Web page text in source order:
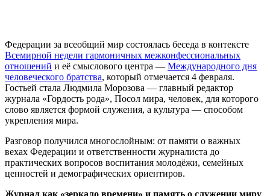
Федерации за всеобщий мир состоялась беседа в контексте
Всемирной недели гармоничных межконфессиональных
отношений и её смыслового центра — Международного дня
человеческого братства, который отмечается 4 февраля.
Гостьей стала Людмила Морозова — главный редактор
журнала «Гордость рода», Посол мира, человек, для которого
слово является формой служения, а культура — способом
укрепления мира.
Разговор получился многослойным: от памяти о важных
вехах Федерации и ответственности журналиста до
практических вопросов воспитания молодёжи, семейных
ценностей и демографических ориентиров.